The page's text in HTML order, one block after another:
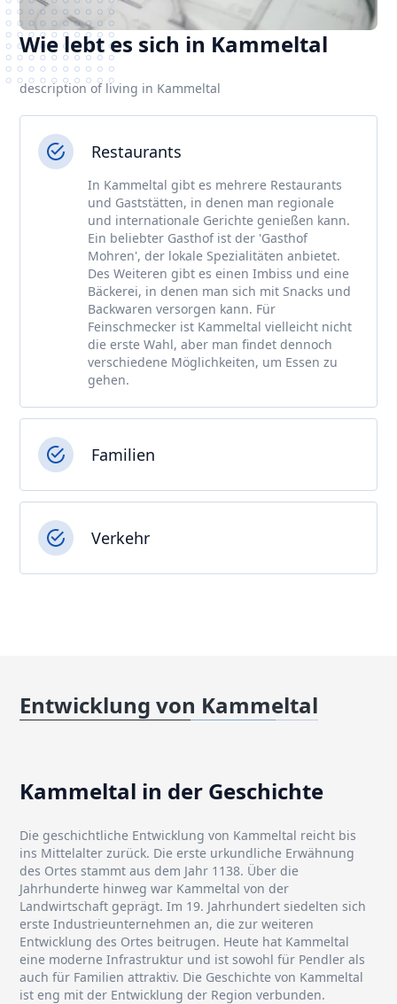
Wie lebt es sich in Kammeltal
description of living in Kammeltal
Restaurants
In Kammeltal gibt es mehrere Restaurants
und Gaststätten, in denen man regionale
und internationale Gerichte genießen kann.
Ein beliebter Gasthof ist der 'Gasthof
Mohren', der lokale Spezialitäten anbietet.
Des Weiteren gibt es einen Imbiss und eine
Bäckerei, in denen man sich mit Snacks und
Backwaren versorgen kann. Für
Feinschmecker ist Kammeltal vielleicht nicht
die erste Wahl, aber man findet dennoch
verschiedene Möglichkeiten, um Essen zu
gehen.
Familien
Verkehr
Entwicklung von Kammeltal
Kammeltal in der Geschichte
Die geschichtliche Entwicklung von Kammeltal reicht bis
ins Mittelalter zurück. Die erste urkundliche Erwähnung
des Ortes stammt aus dem Jahr 1138. Über die
Jahrhunderte hinweg war Kammeltal von der
Landwirtschaft geprägt. Im 19. Jahrhundert siedelten sich
erste Industrieunternehmen an, die zur weiteren
Entwicklung des Ortes beitrugen. Heute hat Kammeltal
eine moderne Infrastruktur und ist sowohl für Pendler als
auch für Familien attraktiv. Die Geschichte von Kammeltal
ist eng mit der Entwicklung der Region verbunden.